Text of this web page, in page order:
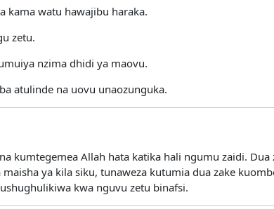
kama watu hawajibu haraka.
zetu.
nzima dhidi ya maovu.
atulinde na uovu unaozunguka.
kumtegemea Allah hata katika hali ngumu zaidi.
ya kila siku, tunaweza kutumia dua zake
kwa nguvu zetu binafsi.